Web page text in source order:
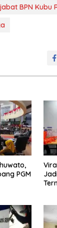
BPN Kubu
PGM